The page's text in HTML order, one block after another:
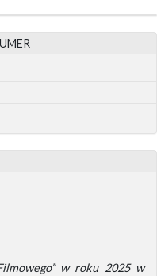
w roku 2025 w